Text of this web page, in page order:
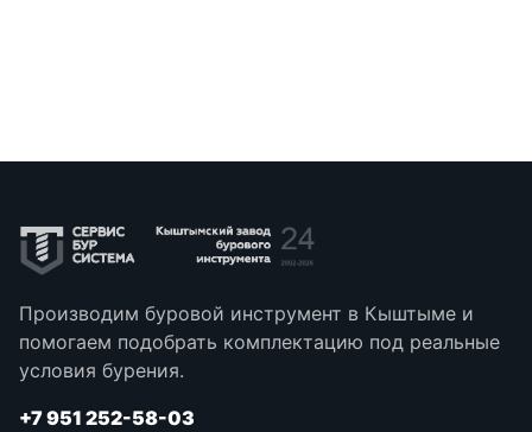
Производим буровой инструмент в Кыштыме и
помогаем подобрать комплектацию под реальные
условия бурения.
+7 951 252-58-03